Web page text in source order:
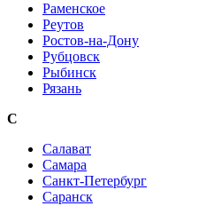
Раменское
Реутов
Ростов-на-Дону
Рубцовск
Рыбинск
Рязань
С
Салават
Самара
Санкт-Петербург
Саранск